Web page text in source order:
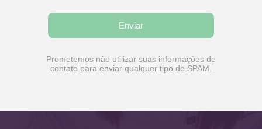
Enviar
Prometemos não utilizar suas informações de
contato para enviar qualquer tipo de SPAM.